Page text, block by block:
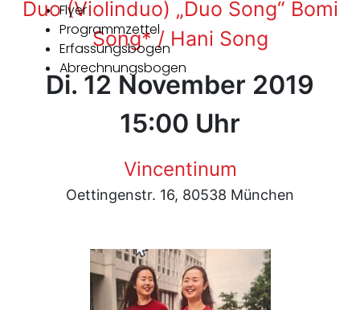
Flyer
Programmzettel
Erfassungsbogen
Abrechnungsbogen
Duo (Violinduo) „Duo Song“ Bomi
Song* / Hani Song
Di. 12 November 2019
15:00 Uhr
Vincentinum
Oettingenstr. 16, 80538 München